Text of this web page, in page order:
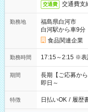
交通費 交通費支
勤務地
福島県白河市
白河駅から車9分
食品関連企業
勤務時間 17:15
期間
長期【ご応募か
即日～
特徴 日払いOK / 履歴